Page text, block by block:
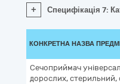
+ Специфікація 7:
КОНКРЕТНА НАЗВА
Сечоприймач
дорослих, стерильний,